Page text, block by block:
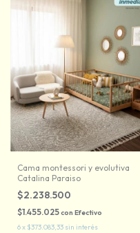
Cama montessori y evolutiva
Catalina Paraiso
$2.238.500
$1.455.025con Efectivo
6x $373.083,33 sin interés